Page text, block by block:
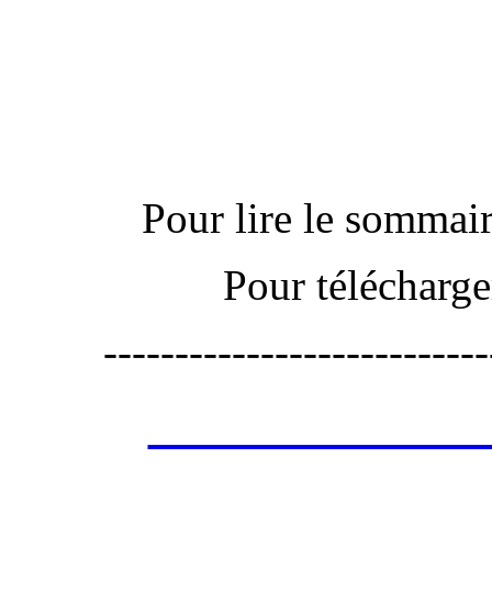
Pour lire le
Pour